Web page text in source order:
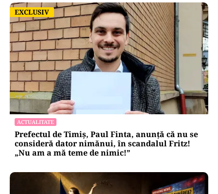
EXCLUSIV
EXCLUSIV
ACTUALITATE
Prefectul de Timiș, Paul Finta, anunță că nu se
consideră dator nimănui, în scandalul Fritz!
„Nu am a mă teme de nimic!”